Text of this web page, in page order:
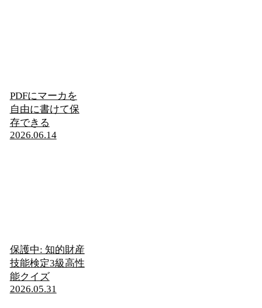
PDFにマーカを
自由に書けて保
存できる
2026.06.14
保護中: 知的財産
技能検定3級高性
能クイズ
2026.05.31